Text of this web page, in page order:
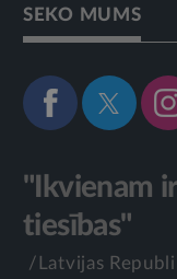
SEKO MUMS
"Ikvienam
tiesības"
/Latvijas